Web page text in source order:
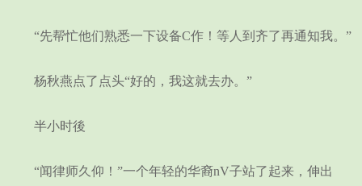
“先帮忙他们熟悉一下设备C作！等人到齐了再通知我。”
杨秋燕点了点头“好的，我这就去办。”
半小时後
“闻律师久仰！”一个年轻的华裔nV子站了起来，伸出